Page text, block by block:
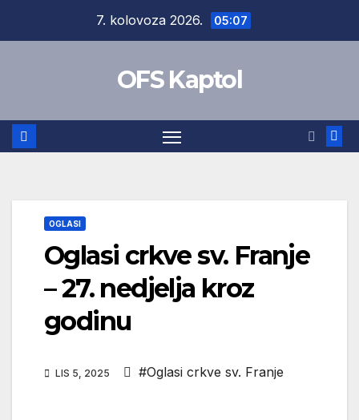
7. kolovoza 2026. 05:07
OFS Kaptol
OGLASI
Oglasi crkve sv. Franje
– 27. nedjelja kroz
godinu
LIS 5, 2025 #Oglasi crkve sv. Franje